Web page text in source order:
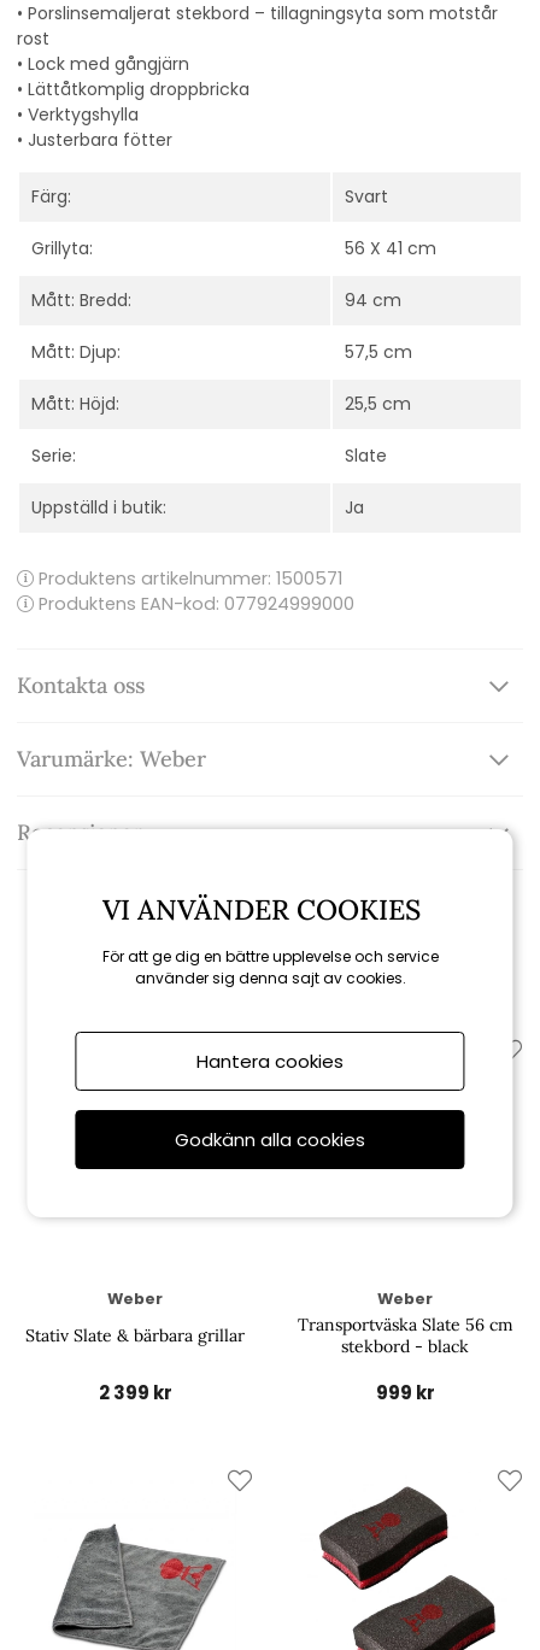
• Porslinsemaljerat stekbord – tillagningsyta som motstår
rost
• Lock med gångjärn
• Lättåtkomplig droppbricka
• Verktygshylla
• Justerbara fötter
Färg: Svart
Grillyta: 56 X 41 cm
Mått: Bredd: 94 cm
Mått: Djup: 57,5 cm
Mått: Höjd: 25,5 cm
Serie: Slate
Uppställd i butik: Ja
Produktens artikelnummer: 1500571
Produktens EAN-kod: 077924999000
Kontakta oss
Varumärke: Weber
Recensioner
Relaterade produkter
Weber
Stativ Slate & bärbara grillar
2 399 kr
Weber
Transportväska Slate 56 cm
stekbord - black
999 kr
VI ANVÄNDER COOKIES
För att ge dig en bättre upplevelse och service
använder sig denna sajt av cookies.
Hantera cookies
Godkänn alla cookies